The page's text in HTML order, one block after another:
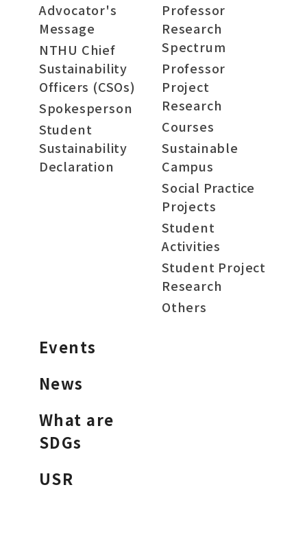
Advocator's
Message
NTHU Chief
Sustainability
Officers (CSOs)
Spokesperson
Student
Sustainability
Declaration
Professor
Research
Spectrum
Professor
Project
Research
Courses
Sustainable
Campus
Social Practice
Projects
Student
Activities
Student Project
Research
Others
Events
News
What are
SDGs
USR